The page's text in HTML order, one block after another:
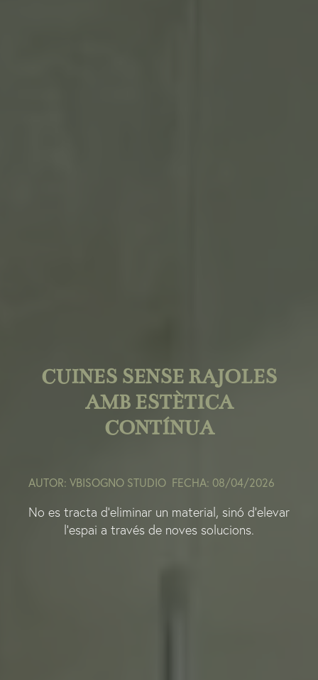
CUINES SENSE RAJOLES
AMB ESTÈTICA
CONTÍNUA
AUTOR: VBISOGNO STUDIO FECHA: 08/04/2026
No es tracta d’eliminar un material, sinó d’elevar
l’espai a través de noves solucions.